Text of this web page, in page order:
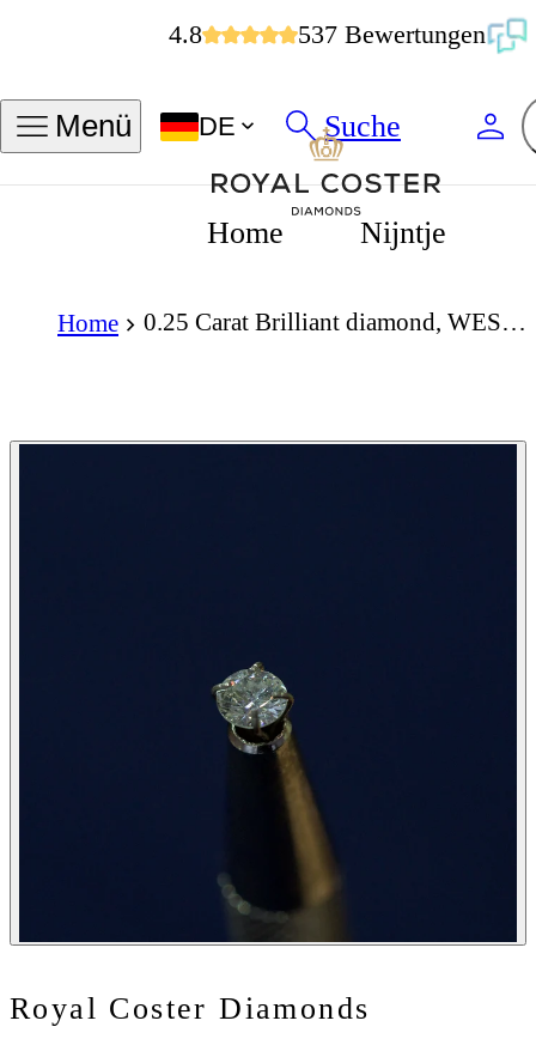
4.8 537 Bewertungen
Menü DE Suche
Home Nijntje
Home
Royal Coster Diamonds